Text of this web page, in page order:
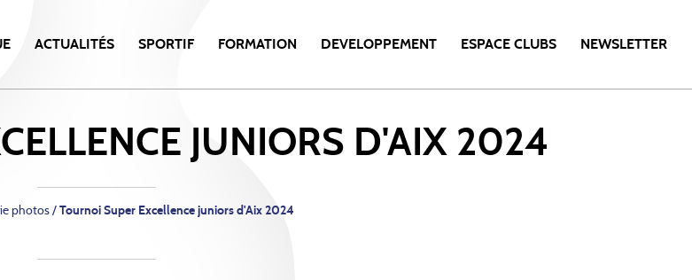
ACTUALITÉS SPORTIF FORMATION DEVELOPPEMENT ESPACE CLUBS NEWSLETTER
JUNIORS D'AIX 2024
photos / Tournoi Super Excellence juniors d'Aix 2024